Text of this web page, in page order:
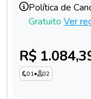
Política de
Gratuito Ver
R$
01• 02